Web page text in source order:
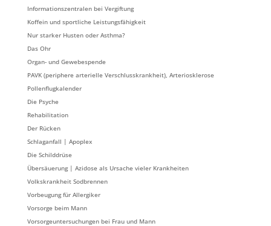
Informationszentralen bei Vergiftung
Koffein und sportliche Leistungsfähigkeit
Nur starker Husten oder Asthma?
Das Ohr
Organ- und Gewebespende
PAVK (periphere arterielle Verschlusskrankheit), Arteriosklerose
Pollenflugkalender
Die Psyche
Rehabilitation
Der Rücken
Schlaganfall | Apoplex
Die Schilddrüse
Übersäuerung | Azidose als Ursache vieler Krankheiten
Volkskrankheit Sodbrennen
Vorbeugung für Allergiker
Vorsorge beim Mann
Vorsorgeuntersuchungen bei Frau und Mann